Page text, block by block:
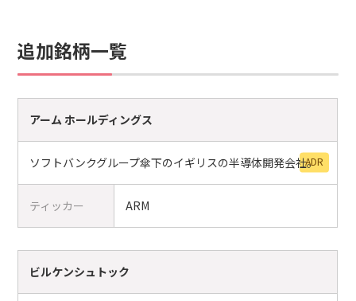
追加銘柄一覧
アーム ホールディングス
ソフトバンクグループ傘下のイギリスの半導体開発会社。
ティッカー ARM
ビルケンシュトック